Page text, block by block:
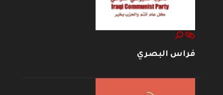
فراس البصري